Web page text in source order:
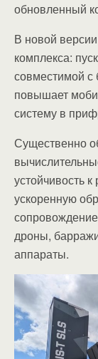
обновленный
В новой
комплекса:
совместимой с
повышает
систему в
Существенно
устойчивость
ускоренную
дроны,
аппараты.